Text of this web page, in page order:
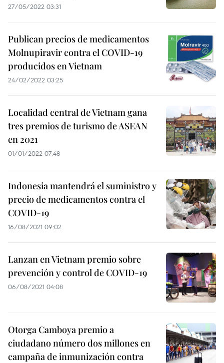
27/05/2022 03:31
Publican precios de medicamentos
Molnupiravir contra el COVID-19
producidos en Vietnam
24/02/2022 03:25
Localidad central de Vietnam gana
tres premios de turismo de ASEAN
en 2021
01/01/2022 07:48
Indonesia mantendrá el suministro y
precio de medicamentos contra el
COVID-19
16/08/2021 09:02
Lanzan en Vietnam premio sobre
prevención y control de COVID-19
06/08/2021 04:08
Otorga Camboya premio a
ciudadano número dos millones en
campaña de inmunización contra